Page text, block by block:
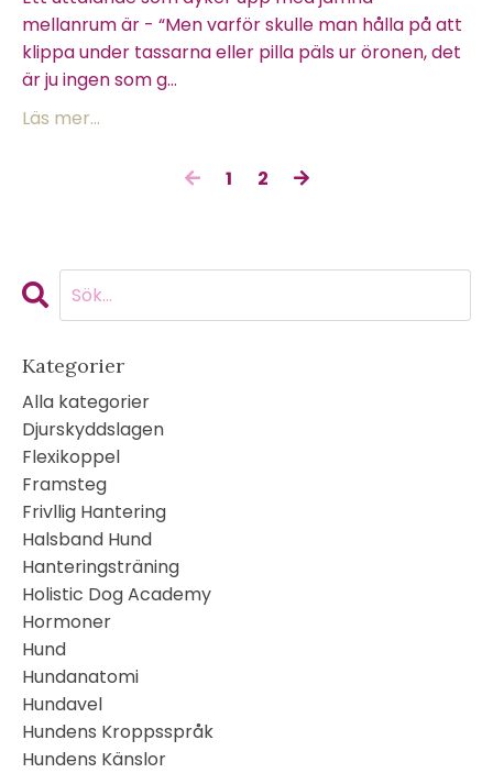
mellanrum är - “Men varför skulle man hålla på att
klippa under tassarna eller pilla päls ur öronen, det
är ju ingen som g...
Läs mer...
1 2
Kategorier
Alla kategorier
Djurskyddslagen
Flexikoppel
Framsteg
Frivllig Hantering
Halsband Hund
Hanteringsträning
Holistic Dog Academy
Hormoner
Hund
Hundanatomi
Hundavel
Hundens Kroppsspråk
Hundens Känslor